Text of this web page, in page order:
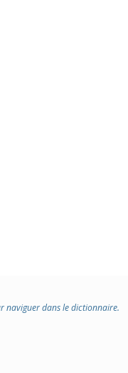
naviguer dans le dictionnaire.